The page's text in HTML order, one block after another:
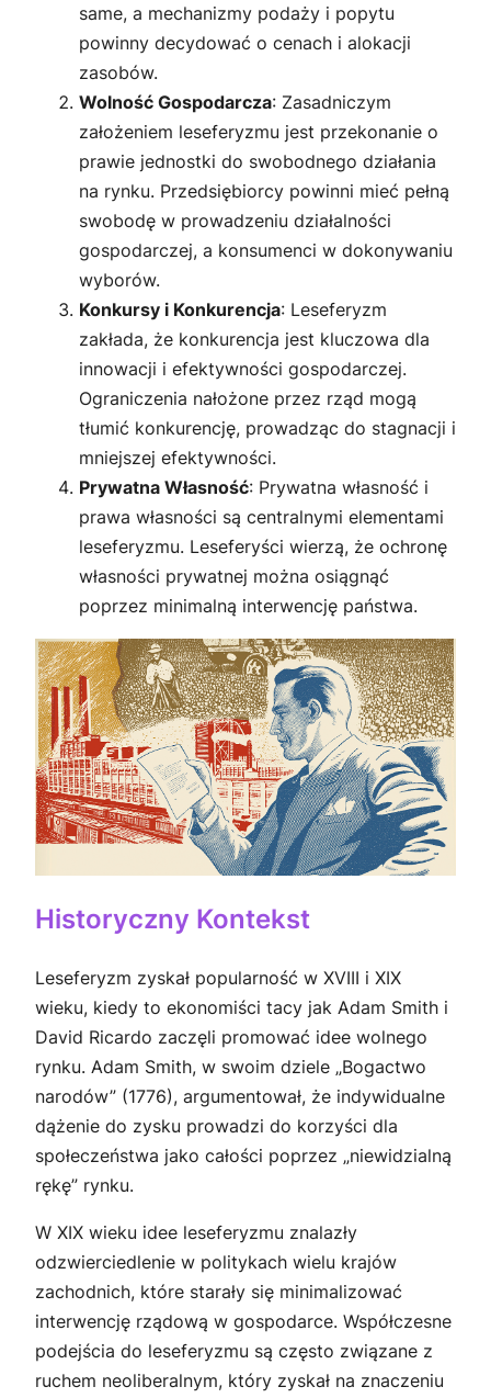
same, a mechanizmy podaży i popytu
powinny decydować o cenach i alokacji
zasobów.
Wolność Gospodarcza: Zasadniczym
założeniem leseferyzmu jest przekonanie o
prawie jednostki do swobodnego działania
na rynku. Przedsiębiorcy powinni mieć pełną
swobodę w prowadzeniu działalności
gospodarczej, a konsumenci w dokonywaniu
wyborów.
Konkursy i Konkurencja: Leseferyzm
zakłada, że konkurencja jest kluczowa dla
innowacji i efektywności gospodarczej.
Ograniczenia nałożone przez rząd mogą
tłumić konkurencję, prowadząc do stagnacji i
mniejszej efektywności.
Prywatna Własność: Prywatna własność i
prawa własności są centralnymi elementami
leseferyzmu. Leseferyści wierzą, że ochronę
własności prywatnej można osiągnąć
poprzez minimalną interwencję państwa.
Historyczny Kontekst
Leseferyzm zyskał popularność w XVIII i XIX
wieku, kiedy to ekonomiści tacy jak Adam Smith i
David Ricardo zaczęli promować idee wolnego
rynku. Adam Smith, w swoim dziele „Bogactwo
narodów” (1776), argumentował, że indywidualne
dążenie do zysku prowadzi do korzyści dla
społeczeństwa jako całości poprzez „niewidzialną
rękę” rynku.
W XIX wieku idee leseferyzmu znalazły
odzwierciedlenie w politykach wielu krajów
zachodnich, które starały się minimalizować
interwencję rządową w gospodarce. Współczesne
podejścia do leseferyzmu są często związane z
ruchem neoliberalnym, który zyskał na znaczeniu